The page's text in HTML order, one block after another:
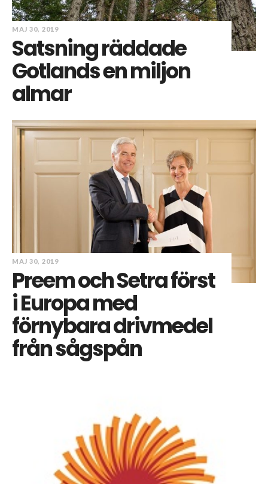
MAJ 30, 2019
Satsning räddade
Gotlands en miljon
almar
MAJ 30, 2019
Preem och Setra först
i Europa med
förnybara drivmedel
från sågspån